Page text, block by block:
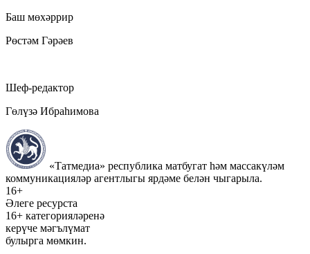
Баш мөхәррир
Рөстәм Гәрәев
Шеф-редактор
Гөлүзә Ибраһимова
«Татмедиа» республика матбугат һәм массакүләм
коммуникацияләр агентлыгы ярдәме белән чыгарыла.
16+
Әлеге ресурста
16+ категорияләренә
керүче мәгълүмат
булырга мөмкин.